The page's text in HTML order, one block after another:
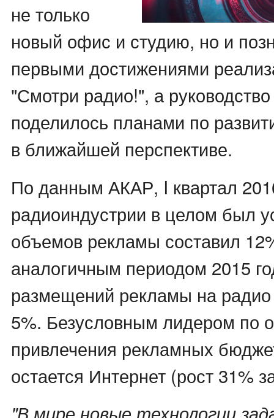
не только
новый офис и студию, но и
первыми достижениями
"Смотри радио!", а
поделилось планами по
в ближайшей перспективе.
По данным АКАР, I квартал
радиоиндустрии в целом был
объемов рекламы составил
аналогичным периодом 2015
размещений рекламы на радио
5%. Безусловным лидером по
привлечения рекламных
остается Интернет (рост 31%
"В мире новые технологии